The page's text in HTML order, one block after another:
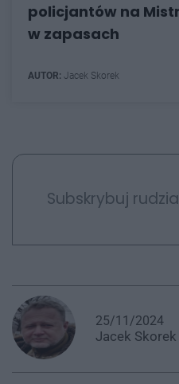
policjantów na
w zapasach
AUTOR: Jacek Skorek
Subskrybuj
25/11/2024
Jacek Skorek